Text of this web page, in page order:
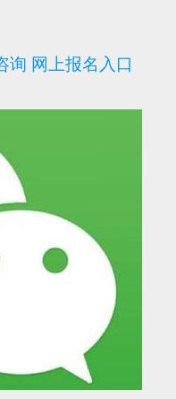
你 诚信网站
询 网上报名入口